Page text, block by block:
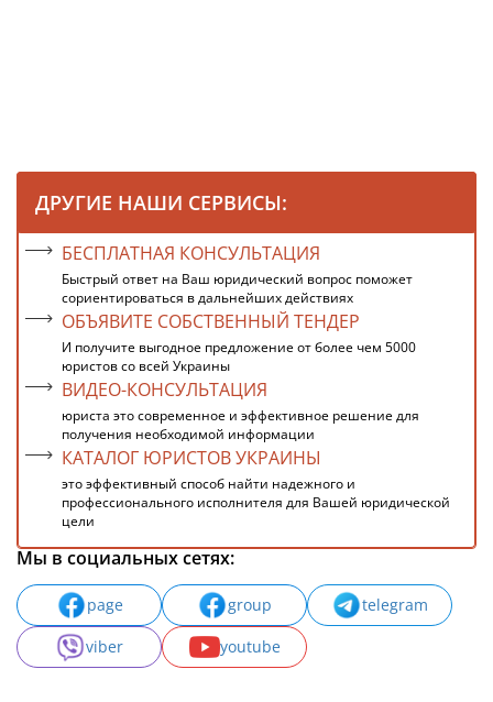
ДРУГИЕ НАШИ СЕРВИСЫ:
БЕСПЛАТНАЯ КОНСУЛЬТАЦИЯ
Быстрый ответ на Ваш юридический вопрос поможет
сориентироваться в дальнейших действиях
ОБЪЯВИТЕ СОБСТВЕННЫЙ ТЕНДЕР
И получите выгодное предложение от более чем 5000
юристов со всей Украины
ВИДЕО-КОНСУЛЬТАЦИЯ
юриста это современное и эффективное решение для
получения необходимой информации
КАТАЛОГ ЮРИСТОВ УКРАИНЫ
это эффективный способ найти надежного и
профессионального исполнителя для Вашей юридической
цели
Мы в социальных сетях:
page group
telegram
viber
youtube